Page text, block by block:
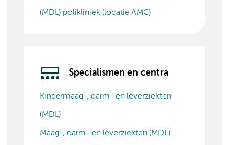
(MDL) polikliniek (locatie AMC)
Specialismen en centra
Kindermaag-, darm- en leverziekten
(MDL)
Maag-, darm- en leverziekten (MDL)